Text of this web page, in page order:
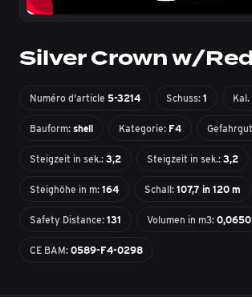
Silver Crown w/
Numéro d'article 5-3214 Schuss: 1 Kal.
Bauform: shell Kategorie: F4
Steigzeit in sek.: 3,2 Steigzeit in sek.: 3,2
Steighöhe in m: 164 Schall: 107,7 in 120 m
Safety Distance: 131 Volumen in m3: 0,0650
CE BAM: 0589-F4-0298